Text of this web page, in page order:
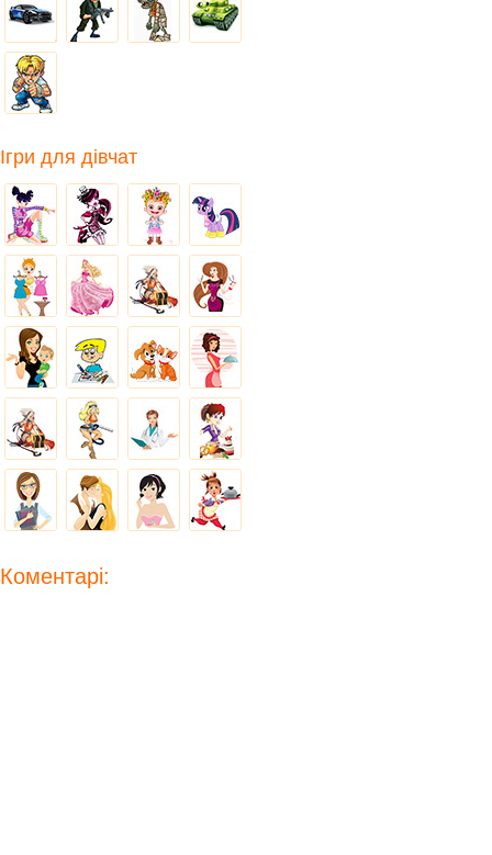
Ігри для дівчат
Коментарі: